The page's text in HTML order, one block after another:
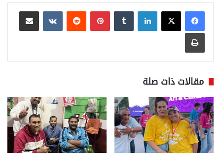
لينكدإن بينتيريست
مشاركة عبر البريد
طباعة
مقالات ذات صلة